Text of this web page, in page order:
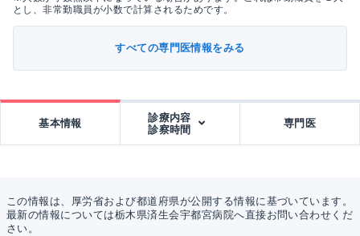
とし、非常勤職員が小数で計算されるためです。
すべての専門医情報をみる
基本情報
診療内容
診察時間
専門医
この情報は、厚労省および都道府県が公開する情報に基づいています。
最新の情報については栃木県済生会宇都宮病院へ直接お問い合わせくだ
さい。